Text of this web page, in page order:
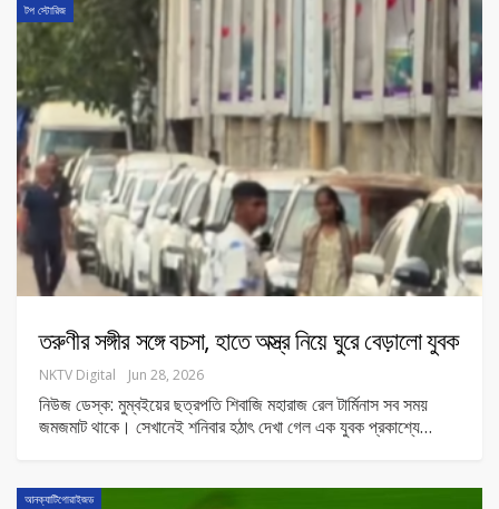
টপ স্টোরিজ
তরুণীর সঙ্গীর সঙ্গে বচসা, হাতে অস্ত্র নিয়ে ঘুরে বেড়ালো যুবক
NKTV Digital Jun 28, 2026
নিউজ ডেস্ক: মুম্বইয়ের ছত্রপতি শিবাজি মহারাজ রেল টার্মিনাস সব সময়
জমজমাট থাকে। সেখানেই শনিবার হঠাৎ দেখা গেল এক যুবক প্রকাশ্যে…
আনক্যাটিগোরাইজড